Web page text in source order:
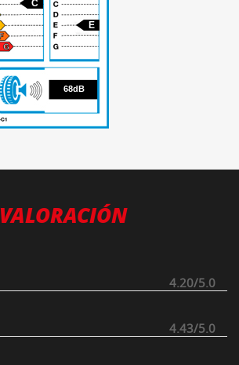
68
C
E
68dB
VALORACIÓN
4.20/5.0
4.43/5.0